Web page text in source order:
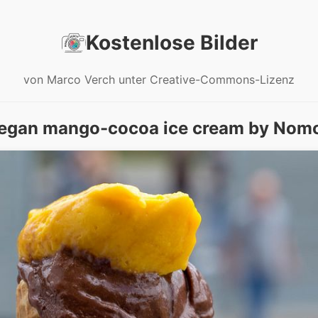
Kostenlose Bilder
von Marco Verch unter Creative-Commons-Lizenz
mango-cocoa ice cream by